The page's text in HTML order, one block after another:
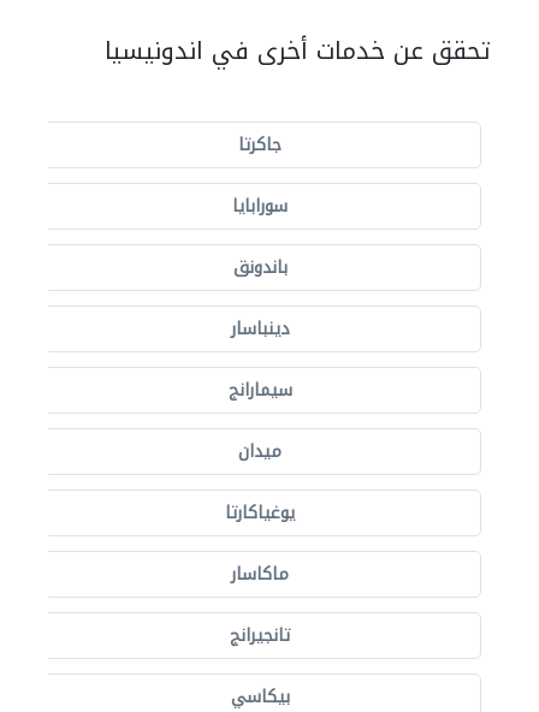
تحقق عن خدمات أخرى في اندونيسيا
جاكرتا
سورابايا
باندونق
دينباسار
سيمارانج
ميدان
يوغياكارتا
ماكاسار
تانجيرانج
بيكاسي